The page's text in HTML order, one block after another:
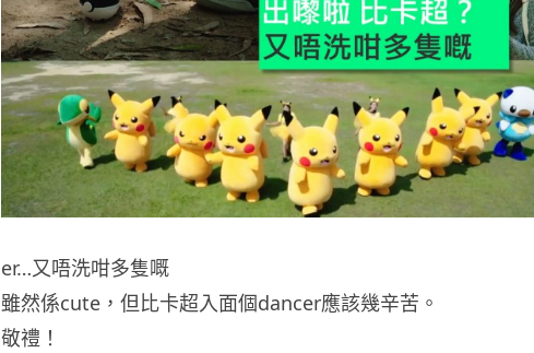
er…又唔洗咁多隻嘅
雖然係cute，但比卡超入面個dancer應該幾辛苦。
敬禮！